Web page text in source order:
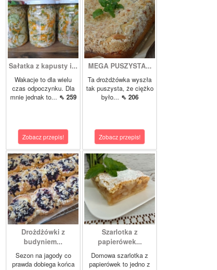
Sałatka z kapusty i...
Wakacje to dla wielu
czas odpoczynku. Dla
mnie jednak to... ⇖ 259
Zobacz przepis!
MEGA PUSZYSTA...
Ta drożdżówka wyszła
tak puszysta, że ciężko
było... ⇖ 206
Zobacz przepis!
Drożdżówki z
budyniem...
Sezon na jagody co
prawda dobiega końca
Szarlotka z
papierówek...
Domowa szarlotka z
papierówek to jedno z